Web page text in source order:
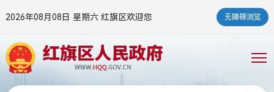
2026年08月08日 星期六红旗区欢迎您 无障碍浏览